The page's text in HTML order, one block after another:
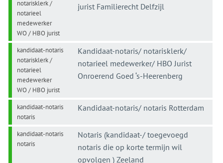
notarisklerk /
notarieel
medewerker
WO / HBO jurist
jurist Familierecht Delfzijl
kandidaat-notaris
notarisklerk /
notarieel
medewerker
WO / HBO jurist
Kandidaat-notaris/ notarisklerk/
notarieel medewerker/ HBO Jurist
Onroerend Goed ‘s-Heerenberg
kandidaat-notaris
notaris
Kandidaat-notaris/ notaris Rotterdam
kandidaat-notaris
notaris
Notaris (kandidaat-/ toegevoegd
notaris die op korte termijn wil
opvolgen ) Zeeland